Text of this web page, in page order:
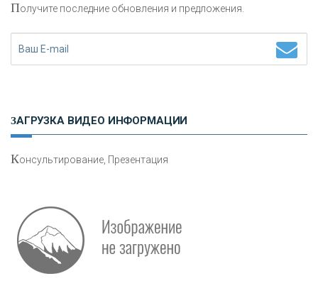
Получите последние обновления и предложения.
ЗАГРУЗКА ВИДЕО ИНФОРМАЦИИ
Консультирование, Презентация